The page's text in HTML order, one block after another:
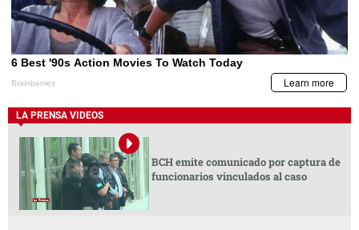
LA PRENSA VIDEOS
BCH emite comunicado por captura de
funcionarios vinculados al caso